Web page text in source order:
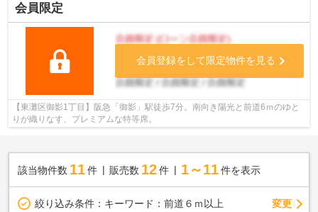
会員限定
会員登録をして限定物件を見る
【東灘区御影1丁目】阪急「御影」駅徒歩7分。南向き陽光と前道6ｍのゆと
りが織りなす、プレミアムな特等席。
該当物件数 11件 販売数 12 件 1～11 件を表示
絞り込み条件： キーワード：前道６ｍ以上 変更